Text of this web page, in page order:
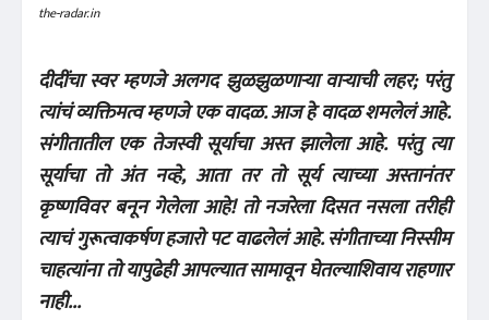
the-radar.in
दीदींचा स्वर म्हणजे अलगद झुळझुळणाऱ्या वाऱ्याची लहर; परंतु
त्यांचं व्यक्तिमत्व म्हणजे एक वादळ. आज हे वादळ शमलेलं आहे.
संगीतातील एक तेजस्वी सूर्याचा अस्त झालेला आहे. परंतु त्या
सूर्याचा तो अंत नव्हे, आता तर तो सूर्य त्याच्या अस्तानंतर
कृष्णविवर बनून गेलेला आहे! तो नजरेला दिसत नसला तरीही
त्याचं गुरूत्वाकर्षण हजारो पट वाढलेलं आहे. संगीताच्या निस्सीम
चाहत्यांना तो यापुढेही आपल्यात सामावून घेतल्याशिवाय राहणार
नाही...